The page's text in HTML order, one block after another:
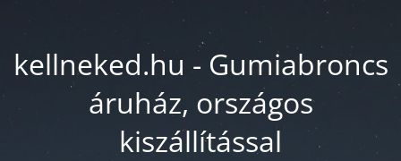
kellneked.hu - Gumiabroncs
áruház, országos
kiszállítással